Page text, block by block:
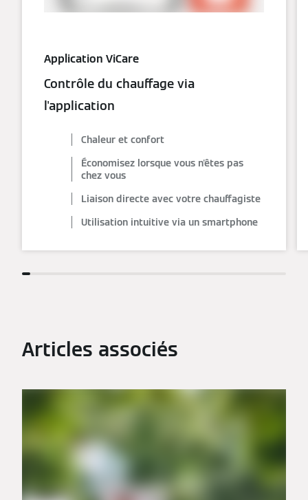
Application ViCare
Contrôle du chauffage via
l'application
Chaleur et confort
Économisez lorsque vous n'êtes pas
chez vous
Liaison directe avec votre chauffagiste
Utilisation intuitive via un smartphone
Articles associés